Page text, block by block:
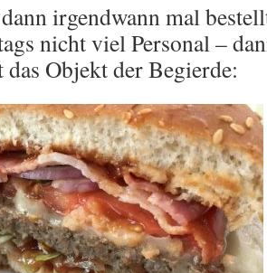
irgendwann mal
nicht viel Personal –
Objekt der Begierde: